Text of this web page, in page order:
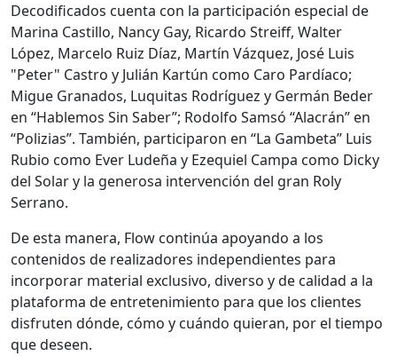
Decodificados cuenta con la participación especial de
Marina Castillo, Nancy Gay, Ricardo Streiff, Walter
López, Marcelo Ruiz Díaz, Martín Vázquez, José Luis
"Peter" Castro y Julián Kartún como Caro Pardíaco;
Migue Granados, Luquitas Rodríguez y Germán Beder
en “Hablemos Sin Saber”; Rodolfo Samsó “Alacrán” en
“Polizias”. También, participaron en “La Gambeta” Luis
Rubio como Ever Ludeña y Ezequiel Campa como Dicky
del Solar y la generosa intervención del gran Roly
Serrano.
De esta manera, Flow continúa apoyando a los
contenidos de realizadores independientes para
incorporar material exclusivo, diverso y de calidad a la
plataforma de entretenimiento para que los clientes
disfruten dónde, cómo y cuándo quieran, por el tiempo
que deseen.